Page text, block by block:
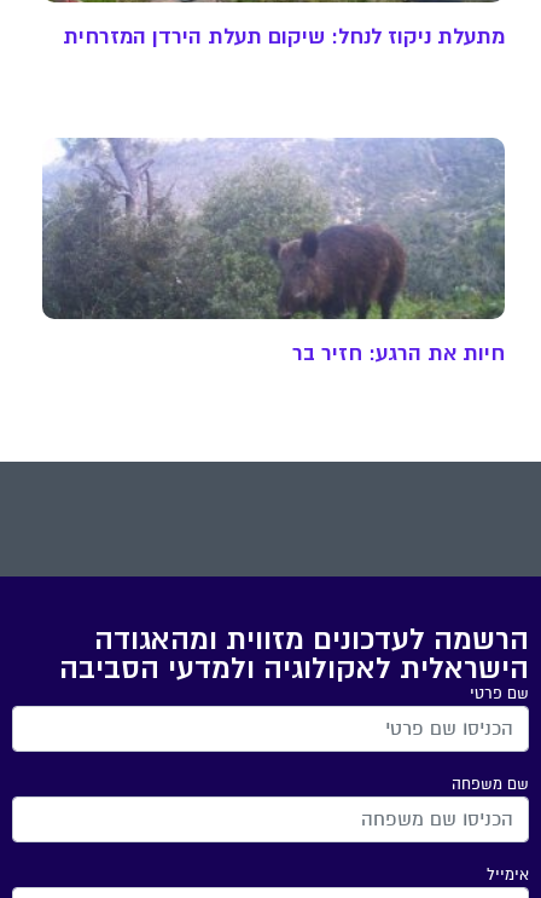
מתעלת ניקוז לנחל: שיקום תעלת הירדן המזרחית
חיות את הרגע: חזיר בר
הרשמה לעדכונים מזווית ומהאגודה
הישראלית לאקולוגיה ולמדעי הסביבה
שם פרטי
שם משפחה
אימייל